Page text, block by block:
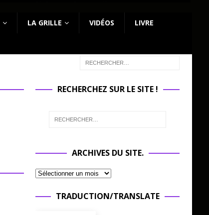
LA GRILLE VIDÉOS LIVRE
RECHERCHEZ SUR LE SITE !
ARCHIVES DU SITE.
TRADUCTION/TRANSLATE